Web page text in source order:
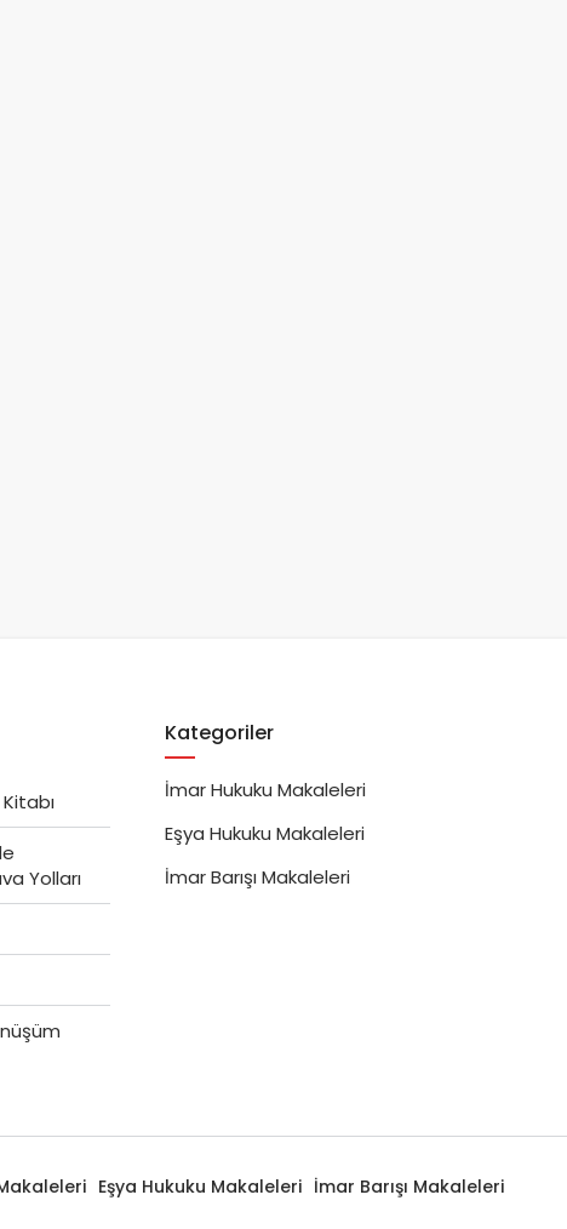
Yolları
Kategoriler
İmar Hukuku Makaleleri
Eşya Hukuku Makaleleri
İmar Barışı Makaleleri
Eşya Hukuku Makaleleri İmar Barışı Makaleleri